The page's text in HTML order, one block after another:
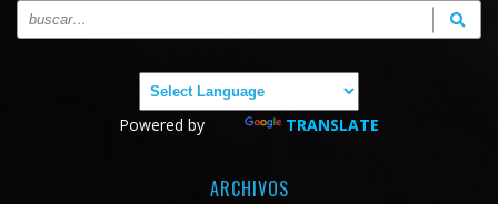
Powered by TRANSLATE
ARCHIVOS